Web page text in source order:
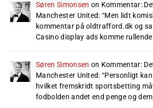
Søren Simonsen on Kommentar:
Manchester United: “Men lidt
kommentar på oldtrafford.dk og
Casino display ads komme rullende
Søren Simonsen on Kommentar:
Manchester United: “Personligt
hvilket fremskridt sportsbetting
fodbolden andet end penge og